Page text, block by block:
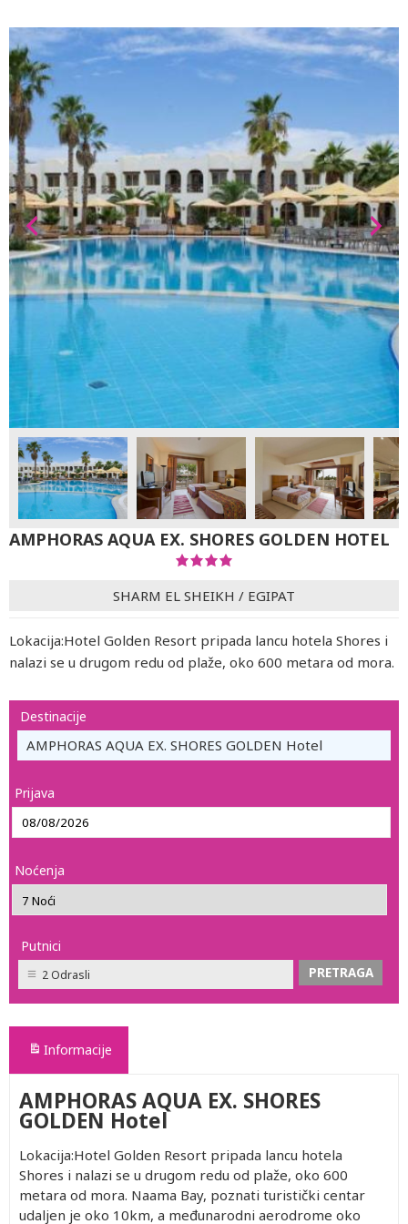
AMPHORAS AQUA EX. SHORES GOLDEN HOTEL
SHARM EL SHEIKH / EGIPAT
Lokacija:Hotel Golden Resort pripada lancu hotela Shores i
nalazi se u drugom redu od plaže, oko 600 metara od mora.
Destinacije
AMPHORAS AQUA EX. SHORES GOLDEN Hotel
Prijava
Noćenja
Putnici
2 Odrasli
Informacije
AMPHORAS AQUA EX. SHORES
GOLDEN Hotel
Lokacija:Hotel Golden Resort pripada lancu hotela
Shores i nalazi se u drugom redu od plaže, oko 600
metara od mora. Naama Bay, poznati turistički centar
udaljen je oko 10km, a međunarodni aerodrome oko